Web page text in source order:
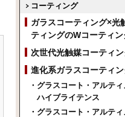
news/ap-labopro-3.html
コーティング
ガラスコーティング×光
ティングのWコーティン
次世代光触媒コーティン
進化系ガラスコーティン
グラスコート・アルティ
ハイブライテンス
グラスコート・アルティ